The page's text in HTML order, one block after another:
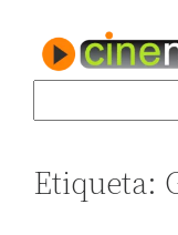
contenido
Etiqueta: